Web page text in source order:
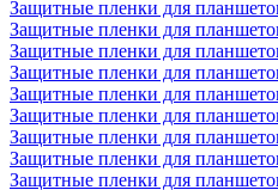
Защитные пленки для
Защитные пленки для
Защитные пленки для
Защитные пленки для
Защитные пленки для
Защитные пленки для
Защитные пленки для
Защитные пленки для
Защитные пленки для